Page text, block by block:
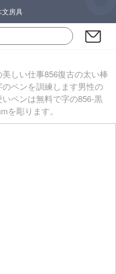
文房具
しい仕事856復古の太い棒
ペンを訓練します男性の
ペンは無料で字の856-黒
を彫ります。